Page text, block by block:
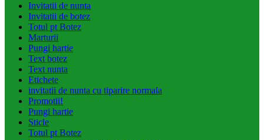
Invitatii de nunta
Invitatii de botez
Totul pt Botez
Marturii
Pungi hartie
Text botez
Text nunta
Etichete
invitatii de nunta cu tiparire normala
Promotii!
Pungi hartie
Sticle
Totul pt Botez